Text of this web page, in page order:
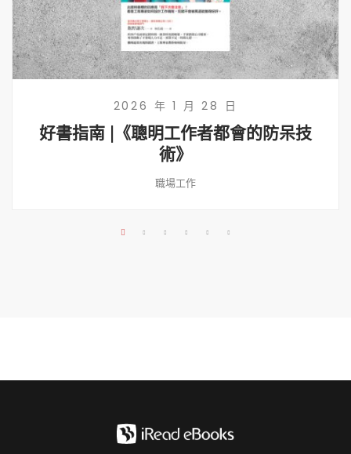
2026 年 1 月 28 日
好書指南 |《聰明工作者都會的防呆技
術》
職場工作